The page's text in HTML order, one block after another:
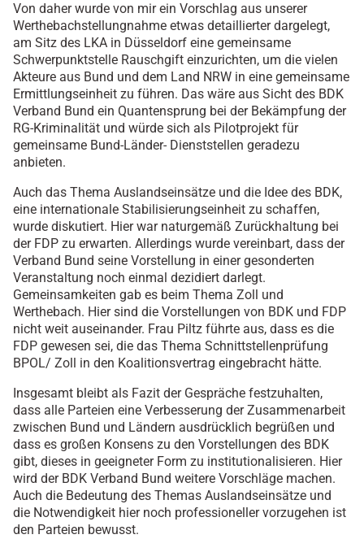
Von daher wurde von mir ein Vorschlag aus unserer
Werthebachstellungnahme etwas detaillierter dargelegt,
am Sitz des LKA in Düsseldorf eine gemeinsame
Schwerpunktstelle Rauschgift einzurichten, um die vielen
Akteure aus Bund und dem Land NRW in eine gemeinsame
Ermittlungseinheit zu führen. Das wäre aus Sicht des BDK
Verband Bund ein Quantensprung bei der Bekämpfung der
RG-Kriminalität und würde sich als Pilotprojekt für
gemeinsame Bund-Länder- Dienststellen geradezu
anbieten.
Auch das Thema Auslandseinsätze und die Idee des BDK,
eine internationale Stabilisierungseinheit zu schaffen,
wurde diskutiert. Hier war naturgemäß Zurückhaltung bei
der FDP zu erwarten. Allerdings wurde vereinbart, dass der
Verband Bund seine Vorstellung in einer gesonderten
Veranstaltung noch einmal dezidiert darlegt.
Gemeinsamkeiten gab es beim Thema Zoll und
Werthebach. Hier sind die Vorstellungen von BDK und FDP
nicht weit auseinander. Frau Piltz führte aus, dass es die
FDP gewesen sei, die das Thema Schnittstellenprüfung
BPOL/ Zoll in den Koalitionsvertrag eingebracht hätte.
Insgesamt bleibt als Fazit der Gespräche festzuhalten,
dass alle Parteien eine Verbesserung der Zusammenarbeit
zwischen Bund und Ländern ausdrücklich begrüßen und
dass es großen Konsens zu den Vorstellungen des BDK
gibt, dieses in geeigneter Form zu institutionalisieren. Hier
wird der BDK Verband Bund weitere Vorschläge machen.
Auch die Bedeutung des Themas Auslandseinsätze und
die Notwendigkeit hier noch professioneller vorzugehen ist
den Parteien bewusst.